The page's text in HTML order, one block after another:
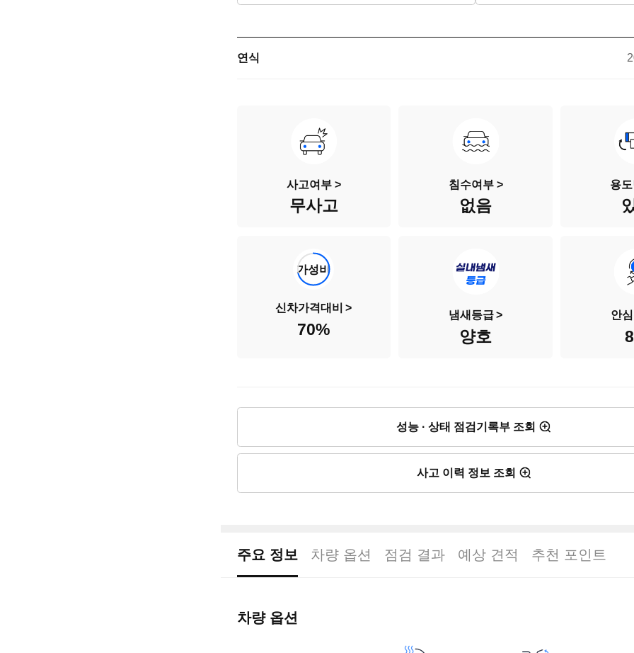
연식
사고여부 >
무사고
침수여부 >
없음
용
가성비
신차가격대비
70%
냄새등급
양호
안
성능 · 상태 점검기록부 조회
사고 이력 정보 조회
주요 정보 차량 옵션 점검 결과 예상 견적 추천 포인트
차량 옵션